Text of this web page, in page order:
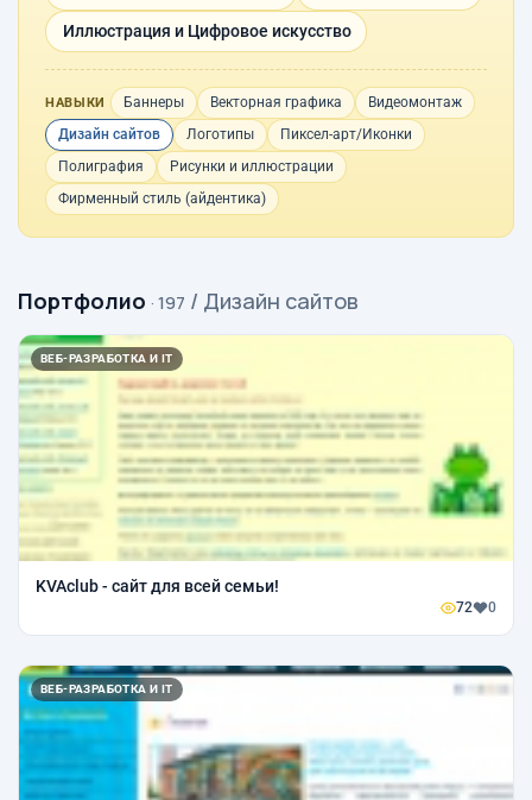
Иллюстрация и Цифровое искусство
НАВЫКИ Баннеры Векторная графика
Видеомонтаж
Дизайн сайтов
Логотипы
Пиксел-арт/Иконки
Полиграфия
Рисунки и иллюстрации
Фирменный стиль (айдентика)
Портфолио · 197 / Дизайн сайтов
ВЕБ-РАЗРАБОТКА И IT
KVAclub - сайт для всей семьи!
72 0
ВЕБ-РАЗРАБОТКА И IT